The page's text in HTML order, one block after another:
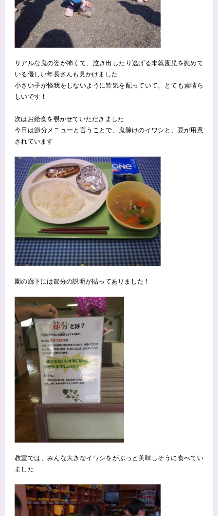
リアルな鬼の姿が怖くて、泣き出したり逃げる未就園児を慰めて
いる優しい年長さんも見かけました
小さい子が怪我をしないように皆気を配っていて、とても素晴ら
しいです！
次はお給食を覗かせていただきました
今日は節分メニューと言うことで、鬼除けのイワシと、豆が用意
されています
園の廊下には節分の説明が貼ってありました！
教室では、みんな大きなイワシをがぶっと美味しそうに食べてい
ました